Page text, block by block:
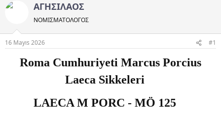
ΑΓΗΣΙΛΑΟΣ
ΝΟΜΙΣΜΑΤΟΛOΓΟΣ
16 Mayıs 2026 #1
Roma Cumhuriyeti Marcus Porcius
Laeca Sikkeleri
LAECA M PORC - MÖ 125